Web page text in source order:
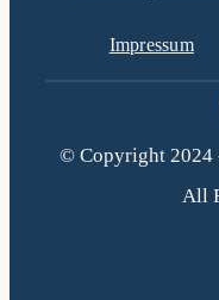
Impressum
© Copyright 2024
All